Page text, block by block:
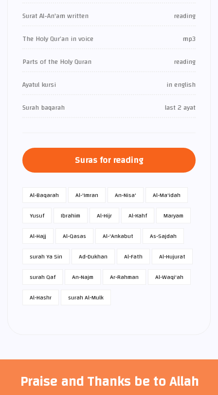
Surat Al-An'am written
reading
The Holy Qur’an in voice
mp3
Parts of the Holy Quran
reading
Ayatul kursi
in english
Surah baqarah
last 2 ayat
Suras for reading
Al-Baqarah Al-'Imran An-Nisa'
Al-Ma'idah
Yusuf
Ibrahim Al-Hijr Al-Kahf
Maryam
Al-Hajj
Al-Qasas Al-'Ankabut
As-Sajdah
surah Ya Sin
Ad-Dukhan Al-Fath
Al-Hujurat
surah Qaf
An-Najm Ar-Rahman
Al-Waqi'ah
Al-Hashr
surah Al-Mulk
Praise and Thanks be to Allah